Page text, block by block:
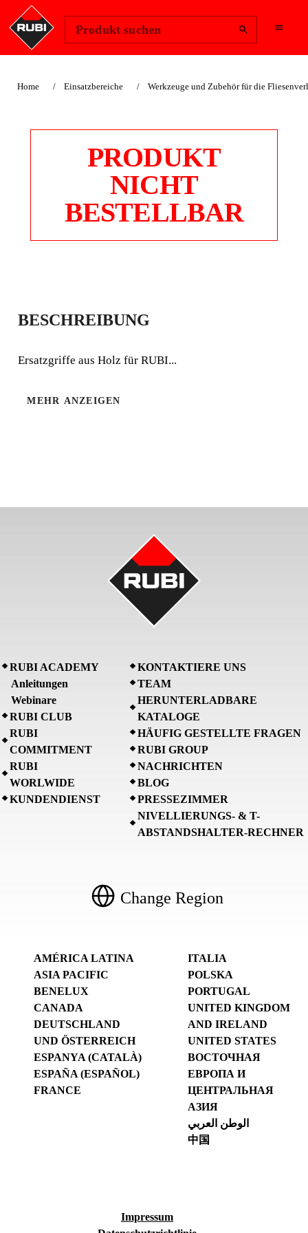
Produkt suchen
Home Einsatzbereiche Werkzeuge und Zubehör für die
PRODUKT
NICHT
BESTELLBAR
ERSATZTEIL FÜR
FORMHAMMER
MIT HOLZGRIFF
Ersatzgriffe aus Holz für RUBI Werkzeuge
BESCHREIBUNG
Ersatzgriffe aus Holz für RUBI...
MEHR ANZEIGEN
RUBI ACADEMY
Anleitungen
Webinare
RUBI CLUB
RUBI
COMMITMENT
RUBI
WORLWIDE
KUNDENDIENST
KONTAKTIERE UNS
TEAM
HERUNTERLADBARE
KATALOGE
HÄUFIG GESTELLTE FRAGEN
RUBI GROUP
NACHRICHTEN
BLOG
PRESSEZIMMER
NIVELLIERUNGS- & T-
ABSTANDSHALTER-RECHNER
Change Region
AMÉRICA LATINA
ASIA PACIFIC
BENELUX
CANADA
DEUTSCHLAND
UND ÖSTERREICH
ESPANYA (CATALÀ)
ESPAÑA (ESPAÑOL)
FRANCE
ITALIA
POLSKA
PORTUGAL
UNITED KINGDOM
AND IRELAND
UNITED STATES
ВОСТОЧНАЯ
ЕВРОПА И
ЦЕНТРАЛЬНАЯ
АЗИЯ
الوطن العربي
中国
Impressum